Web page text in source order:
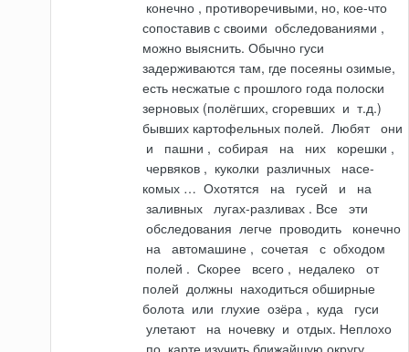
конечно , противоречивыми, но, кое-что
сопоставив с своими обследованиями ,
можно выяснить. Обычно гуси
задерживаются там, где посеяны озимые,
есть несжатые с прошлого года полоски
зерновых (полёгших, сгоревших и т.д.)
бывших картофельных полей. Любят они
и
пашни , собирая на них корешки ,
червяков , куколки различных
насе­
комых … Охотятся на гусей и
на
заливных лугах-разливах . Все эти
обследова­ния легче проводить
конечно
на автомашине , сочетая с обходом
полей . Скорее всего , недалеко от
полей должны находиться обширные
болота или глу­хие озёра , куда
гуси
улетают на ночевку и отдых. Неплохо